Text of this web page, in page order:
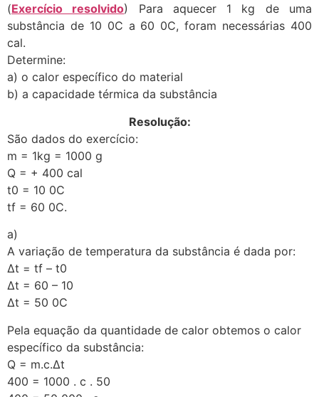
(Exercício resolvido) Para aquecer 1 kg de uma
substância de 10 0C a 60 0C, foram necessárias 400
cal.
Determine:
a) o calor específico do material
b) a capacidade térmica da substância
Resolução:
São dados do exercício:
m = 1kg = 1000 g
Q = + 400 cal
t0 = 10 0C
tf = 60 0C.
a)
A variação de temperatura da substância é dada por:
∆t = tf – t0
∆t = 60 – 10
∆t = 50 0C
Pela equação da quantidade de calor obtemos o calor
específico da substância:
Q = m.c.∆t
400 = 1000 . c . 50